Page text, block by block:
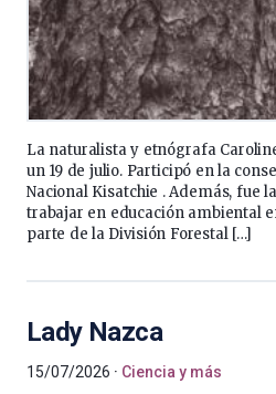
La naturalista y etnógrafa
un 19 de julio. Participó en la
Nacional Kisatchie . Además, fue
trabajar en educación ambiental
parte de la División Forestal […]
Lady Nazca
15/07/2026 Ciencia y más